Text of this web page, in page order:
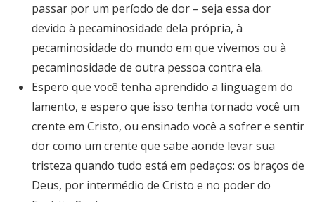
passar por um período de dor – seja essa dor
devido à pecaminosidade dela própria, à
pecaminosidade do mundo em que vivemos ou à
pecaminosidade de outra pessoa contra ela.
Espero que você tenha aprendido a linguagem do
lamento, e espero que isso tenha tornado você um
crente em Cristo, ou ensinado você a sofrer e sentir
dor como um crente que sabe aonde levar sua
tristeza quando tudo está em pedaços: os braços de
Deus, por intermédio de Cristo e no poder do